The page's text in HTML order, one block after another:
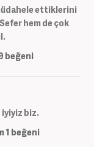
ettiklerini
hem de çok
beğeni
iyiyiz biz.
1 beğeni